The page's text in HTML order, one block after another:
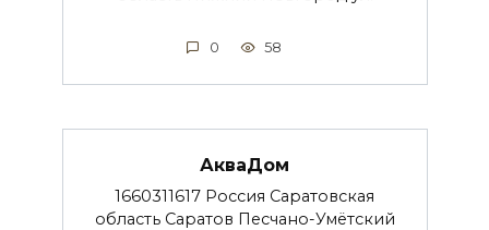
0 58
АкваДом
1660311617 Россия Саратовская
область Саратов Песчано-Умётский